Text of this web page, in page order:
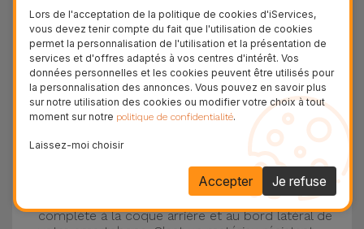
Protection à 3 couches avec coques en
silicone
Nos coques en silicone pour iPhone ont une
construction robuste et de qualité, avec une
construction à trois couches, pour éviter au
maximum les accidents et les casses !
- Une première couche de silicone liquide
donne de la couleur et une couverture
complète à la coque arrière et au bord latéral de
Lors de l'acceptation de la politique de cookies d'iServices,
vous devez tenir compte du fait que l'utilisation de cookies
permet la personnalisation de l'utilisation et la présentation de
services et d'offres adaptés à vos centres d'intérêt. Vos
données personnelles et les cookies peuvent être utilisés pour
la personnalisation des annonces. Vous pouvez en savoir plus
sur notre utilisation des cookies ou modifier votre choix à tout
moment sur notre politique de confidentialité.
Laissez-moi choisir
Je refuse
Accepter